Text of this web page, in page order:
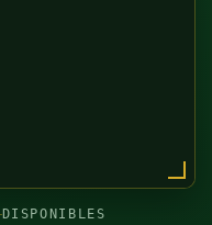
DISPONIBLES